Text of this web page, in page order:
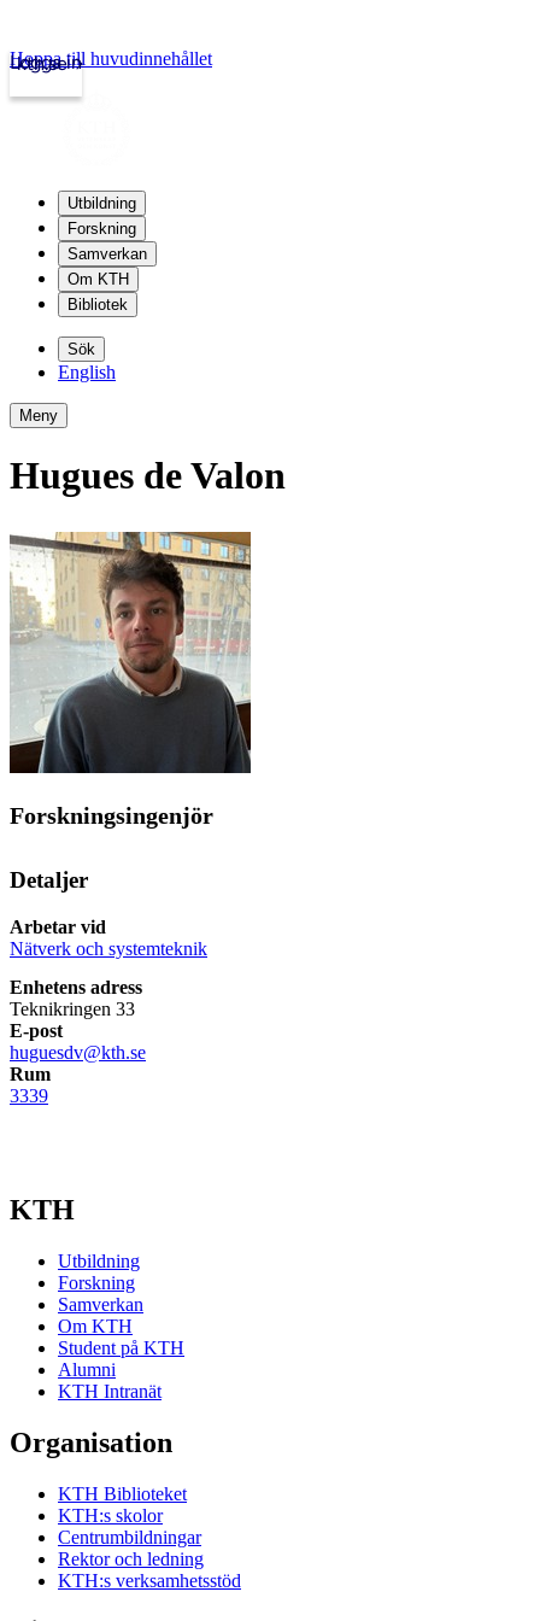
kth.se
Logga in
Hoppa till huvudinnehållet
Utbildning
Forskning
Samverkan
Om KTH
Bibliotek
Sök
English
Meny
Hugues de Valon
Forskningsingenjör
Detaljer
Arbetar vid
Nätverk och systemteknik
Enhetens adress
Teknikringen 33
E-post
huguesdv@kth.se
Rum
3339
KTH
Utbildning
Forskning
Samverkan
Om KTH
Student på KTH
Alumni
KTH Intranät
Organisation
KTH Biblioteket
KTH:s skolor
Centrumbildningar
Rektor och ledning
KTH:s verksamhetsstöd